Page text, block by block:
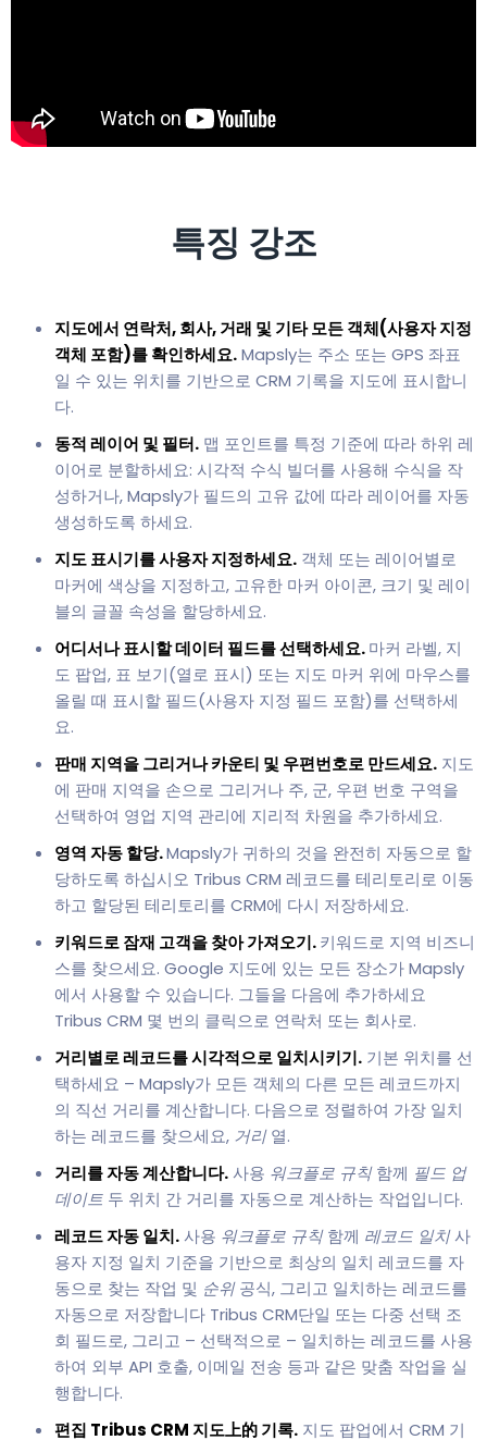
특징 강조
지도에서 연락처, 회사, 거래 및 기타 모든 객체(사용자 지정
객체 포함)를 확인하세요.Mapsly는 주소 또는 GPS 좌표
일 수 있는 위치를 기반으로 CRM 기록을 지도에 표시합니
다.
동적 레이어 및 필터. 맵 포인트를 특정 기준에 따라 하위 레
이어로 분할하세요: 시각적 수식 빌더를 사용해 수식을 작
성하거나, Mapsly가 필드의 고유 값에 따라 레이어를 자동
생성하도록 하세요.
지도 표시기를 사용자 지정하세요. 객체 또는 레이어별로
마커에 색상을 지정하고, 고유한 마커 아이콘, 크기 및 레이
블의 글꼴 속성을 할당하세요.
어디서나 표시할 데이터 필드를 선택하세요.마커 라벨, 지
도 팝업, 표 보기(열로 표시) 또는 지도 마커 위에 마우스를
올릴 때 표시할 필드(사용자 지정 필드 포함)를 선택하세
요.
판매 지역을 그리거나 카운티 및 우편번호로 만드세요. 지도
에 판매 지역을 손으로 그리거나 주, 군, 우편 번호 구역을
선택하여 영업 지역 관리에 지리적 차원을 추가하세요.
영역 자동 할당.Mapsly가 귀하의 것을 완전히 자동으로 할
당하도록 하십시오 Tribus CRM 레코드를 테리토리로 이동
하고 할당된 테리토리를 CRM에 다시 저장하세요.
키워드로 잠재 고객을 찾아 가져오기.키워드로 지역 비즈니
스를 찾으세요. Google 지도에 있는 모든 장소가 Mapsly
에서 사용할 수 있습니다. 그들을 다음에 추가하세요
Tribus CRM 몇 번의 클릭으로 연락처 또는 회사로.
거리별로 레코드를 시각적으로 일치시키기. 기본 위치를 선
택하세요 – Mapsly가 모든 객체의 다른 모든 레코드까지
의 직선 거리를 계산합니다. 다음으로 정렬하여 가장 일치
하는 레코드를 찾으세요, 거리열.
거리를 자동 계산합니다.사용 워크플로 규칙함께 필드 업
데이트 두 위치 간 거리를 자동으로 계산하는 작업입니다.
레코드 자동 일치.사용 워크플로 규칙함께 레코드 일치사
용자 지정 일치 기준을 기반으로 최상의 일치 레코드를 자
동으로 찾는 작업 및 순위공식, 그리고 일치하는 레코드를
자동으로 저장합니다 Tribus CRM단일 또는 다중 선택 조
회 필드로, 그리고 – 선택적으로 – 일치하는 레코드를 사용
하여 외부 API 호출, 이메일 전송 등과 같은 맞춤 작업을 실
행합니다.
편집 Tribus CRM 지도上的 기록. 지도 팝업에서 CRM 기